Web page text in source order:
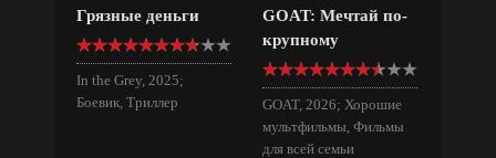
Грязные деньги
In the Grey, 2025;
Боевик, Триллер
GOAT: Мечтай по-
крупному
GOAT, 2026; Хорошие
мультфильмы, Фильмы
для всей семьи